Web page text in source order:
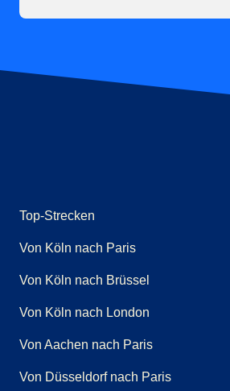
Top-Strecken
Von Köln nach Paris
Von Köln nach Brüssel
Von Köln nach London
Von Aachen nach Paris
Von Düsseldorf nach Paris